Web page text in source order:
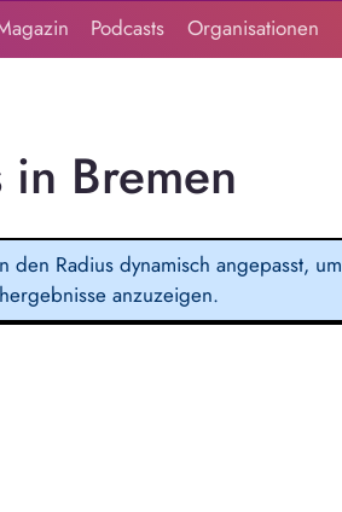
Podcasts Organisationen
Bremen
den Radius dynamisch angepasst, um
anzuzeigen.